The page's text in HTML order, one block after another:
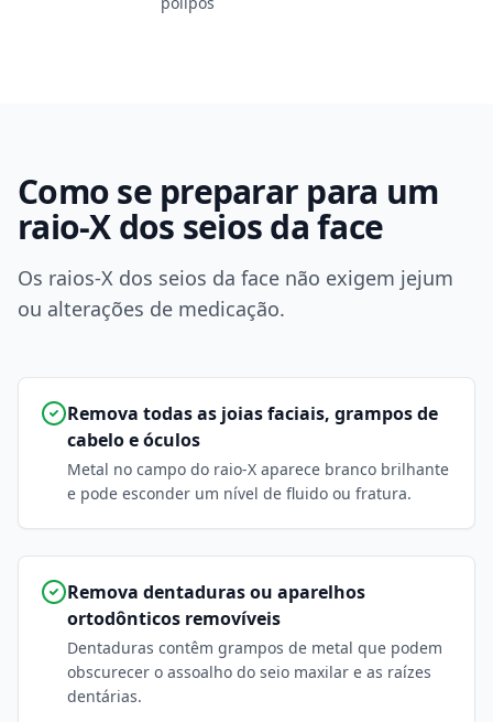
Como se preparar para um
raio-X dos seios da face
Os raios-X dos seios da face não exigem jejum
ou alterações de medicação.
Remova todas as joias faciais, grampos de
cabelo e óculos
Metal no campo do raio-X aparece branco brilhante
e pode esconder um nível de fluido ou fratura.
Remova dentaduras ou aparelhos
ortodônticos removíveis
Dentaduras contêm grampos de metal que podem
obscurecer o assoalho do seio maxilar e as raízes
dentárias.